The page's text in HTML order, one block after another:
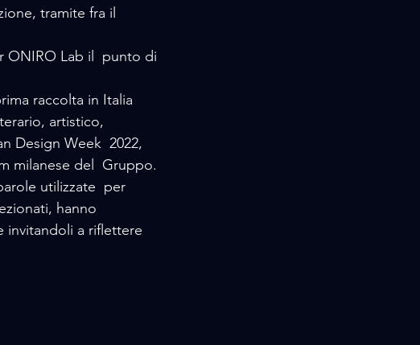
tramite fra il
ONIRO Lab il  punto di
raccolta in Italia
artistico,
Design Week  2022,
milanese del  Gruppo.
utilizzate  per
hanno
invitandoli a riflettere